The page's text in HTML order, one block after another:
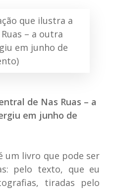
que ilustra a
– a outra
em junho de
de Nas Ruas – a
em junho de
um livro que pode ser
pelo texto, que eu
tiradas pelo